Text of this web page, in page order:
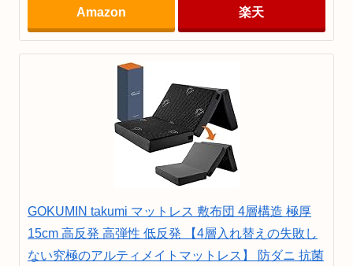
Amazon 楽天
GOKUMIN takumi マットレス 敷布団 4層構造 極厚
15cm 高反発 高弾性 低反発 【4層入れ替えの失敗し
ない究極のアルティメイトマットレス】 防ダニ 抗菌